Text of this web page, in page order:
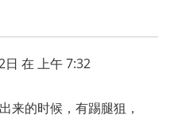
在 上午 7:32
来的时候，有踢腿狙，